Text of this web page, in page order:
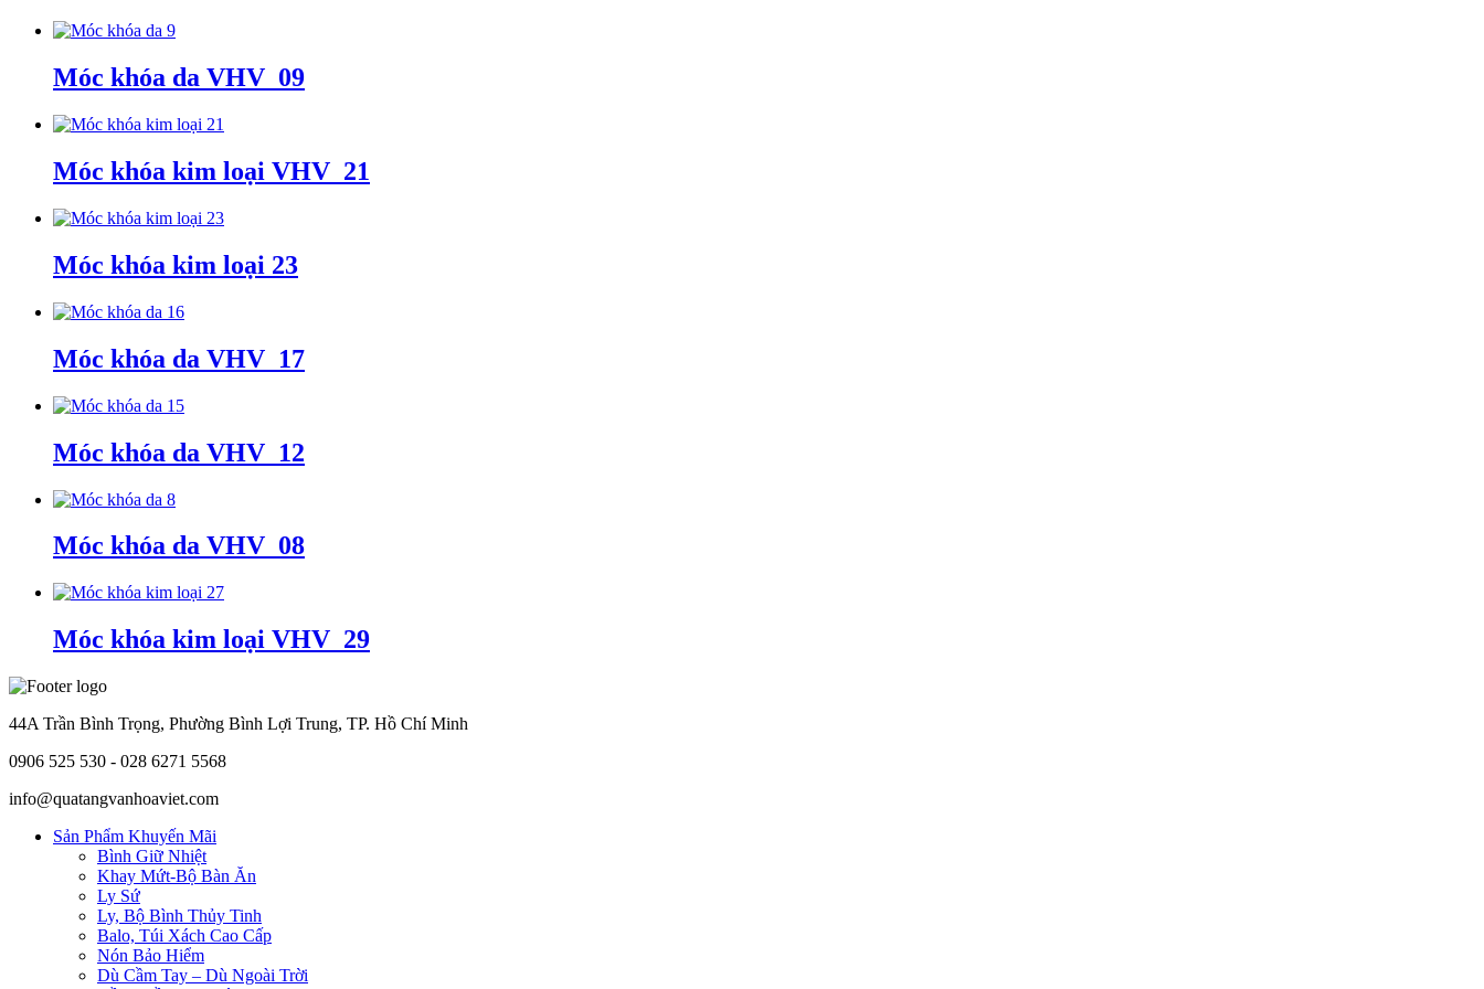
Móc khóa da VHV_09
Móc khóa kim loại VHV_21
Móc khóa kim loại 23
Móc khóa da VHV_17
Móc khóa da VHV_12
Móc khóa da VHV_08
Móc khóa kim loại VHV_29
44A Trần Bình Trọng, Phường Bình Lợi Trung, TP. Hồ Chí Minh
0906 525 530 - 028 6271 5568
info@quatangvanhoaviet.com
Sản Phẩm Khuyến Mãi
Bình Giữ Nhiệt
Khay Mứt-Bộ Bàn Ăn
Ly Sứ
Ly, Bộ Bình Thủy Tinh
Balo, Túi Xách Cao Cấp
Nón Bảo Hiểm
Dù Cầm Tay – Dù Ngoài Trời